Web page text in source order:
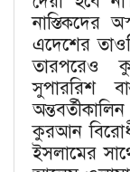
নাস্তিকদের
এদেশের
তারপরেও
সুপাররিশ
কুরআন
ইসলামের